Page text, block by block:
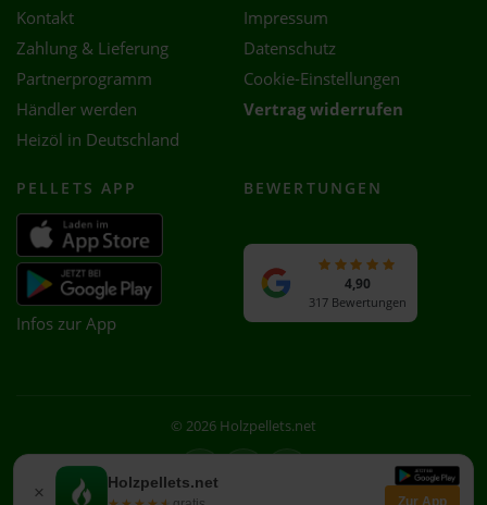
× Holzpellets.net
Zur App
Kontakt
Zahlung & Lieferung
Partnerprogramm
Händler werden
Heizöl in Deutschland
Impressum
Datenschutz
Cookie-Einstellungen
Vertrag widerrufen
PELLETS APP
Infos zur App
BEWERTUNGEN
4,90
317 Bewertungen
© 2026 Holzpellets.net
Facebook